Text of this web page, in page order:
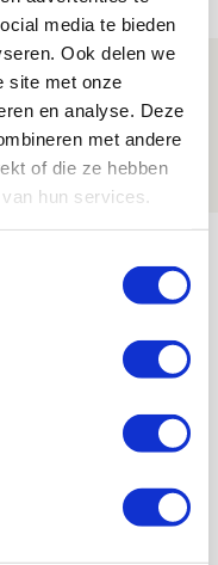
media te bieden
Ook delen we
site met onze
en analyse. Deze
met andere
of die ze hebben
hun services.
- sc
meiden